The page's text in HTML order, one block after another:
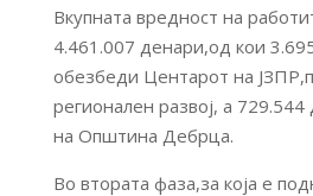
Вкупната вредност на
4.461.007 денари,од кои
обезбеди Центарот на
регионален развој, а 729.544
на Општина Дебрца.
Во втората фаза,за која е